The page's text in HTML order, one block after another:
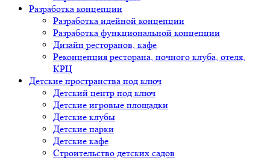
Разработка концепции
Разработка идейной концепции
Разработка функциональной концепции
Дизайн ресторанов, кафе
Реконцепция ресторана, ночного клуба, отеля,
КРЦ
Детские пространства под ключ
Детский центр под ключ
Детские игровые площадки
Детские клубы
Детские парки
Детские кафе
Строительство детских садов